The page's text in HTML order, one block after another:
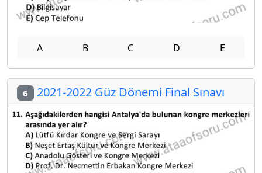
A B C D E
6 2021-2022 Güz Dönemi Final Sınavı